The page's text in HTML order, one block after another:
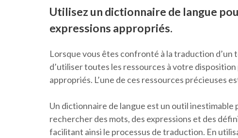
Utilisez un dictionnaire de langue
expressions appropriés.
Lorsque vous êtes confronté à la traduction d’un
d’utiliser toutes les ressources à votre
appropriés. L’une de ces ressources précieuses
Un dictionnaire de langue est un outil
rechercher des mots, des expressions et des
facilitant ainsi le processus de traduction. En